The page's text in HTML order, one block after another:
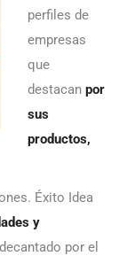
perfiles de
empresas
que
destacan por
sus
productos,
Éxito Idea
y
por el